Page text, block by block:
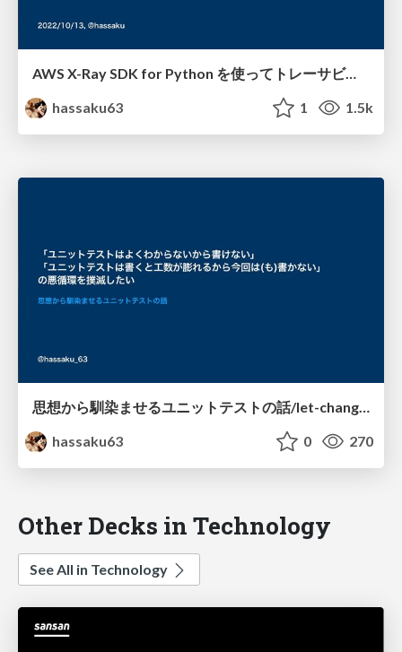
AWS X-Ray SDK for Python を使ってトレーサビリティを向上してみよう/start-aws-xray-and-xray-sdk-for-python
hassaku63
1 1.5k
思想から馴染ませるユニットテストの話/let-change-your-viewpoint-about-unit-test
hassaku63
0 270
Other Decks in Technology
See All in Technology